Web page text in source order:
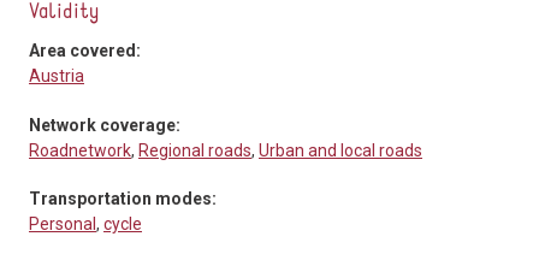
Validity
Area covered:
Austria
Network coverage:
Roadnetwork, Regional roads, Urban and local roads
Transportation modes:
Personal, cycle